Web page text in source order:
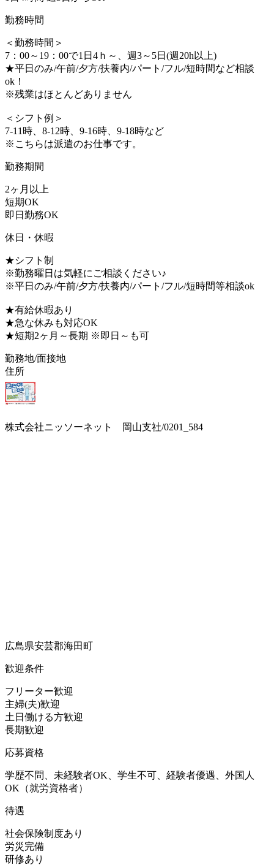
勤務時間
＜勤務時間＞
7：00～19：00で1日4ｈ～、週3～5日(週20h以上)
★平日のみ/午前/夕方/扶養内/パート/フル/短時間など相談
ok！
※残業はほとんどありません
＜シフト例＞
7-11時、8-12時、9-16時、9-18時など
※こちらは派遣のお仕事です。
勤務期間
2ヶ月以上
短期OK
即日勤務OK
休日・休暇
★シフト制
※勤務曜日は気軽にご相談ください♪
※平日のみ/午前/夕方/扶養内/パート/フル/短時間等相談ok
★有給休暇あり
★急な休みも対応OK
★短期2ヶ月～長期 ※即日～も可
勤務地/面接地
住所
株式会社ニッソーネット 岡山支社/0201_584
広島県安芸郡海田町
歓迎条件
フリーター歓迎
主婦(夫)歓迎
土日働ける方歓迎
長期歓迎
応募資格
学歴不問、未経験者OK、学生不可、経験者優遇、外国人
OK（就労資格者）
待遇
社会保険制度あり
労災完備
研修あり